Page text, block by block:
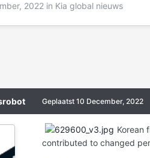
2022in Kia global nieuws
Geplaatst 10 December, 2022
Korean
contributed to changed